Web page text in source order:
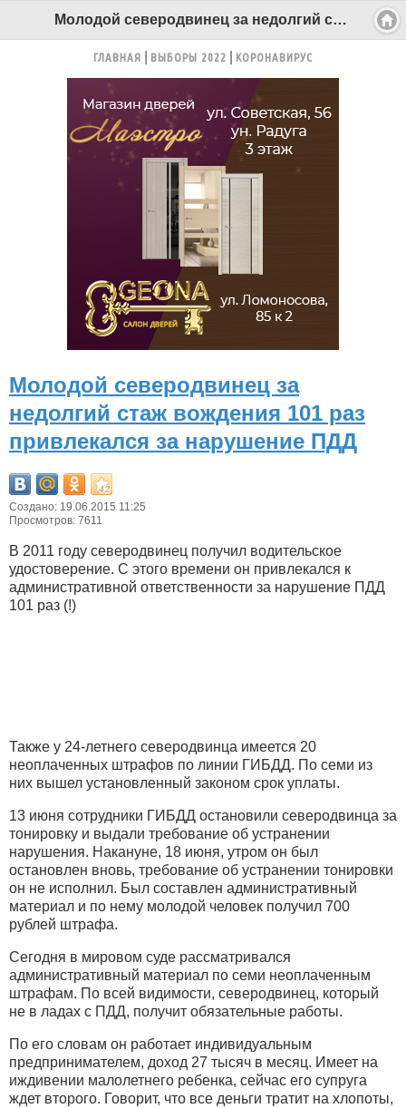
Молодой северодвинец за недолгий стаж вождения 101 раз привлекался за нарушение ПДД - Беломорканал Северодвинск tv29.ru
ГЛАВНАЯ ВЫБОРЫ 2022 КОРОНАВИРУС
Молодой северодвинец за
недолгий стаж вождения 101 раз
привлекался за нарушение ПДД
Создано: 19.06.2015 11:25
Просмотров: 7611
В 2011 году северодвинец получил водительское
удостоверение. С этого времени он привлекался к
административной ответственности за нарушение ПДД
101 раз (!)
Также у 24-летнего северодвинца имеется 20
неоплаченных штрафов по линии ГИБДД. По семи из
них вышел установленный законом срок уплаты.
13 июня сотрудники ГИБДД остановили северодвинца за
тонировку и выдали требование об устранении
нарушения. Накануне, 18 июня, утром он был
остановлен вновь, требование об устранении тонировки
он не исполнил. Был составлен административный
материал и по нему молодой человек получил 700
рублей штрафа.
Сегодня в мировом суде рассматривался
административный материал по семи неоплаченным
штрафам. По всей видимости, северодвинец, который
не в ладах с ПДД, получит обязательные работы.
По его словам он работает индивидуальным
предпринимателем, доход 27 тысяч в месяц. Имеет на
иждивении малолетнего ребенка, сейчас его супруга
ждет второго. Говорит, что все деньги тратит на хлопоты,